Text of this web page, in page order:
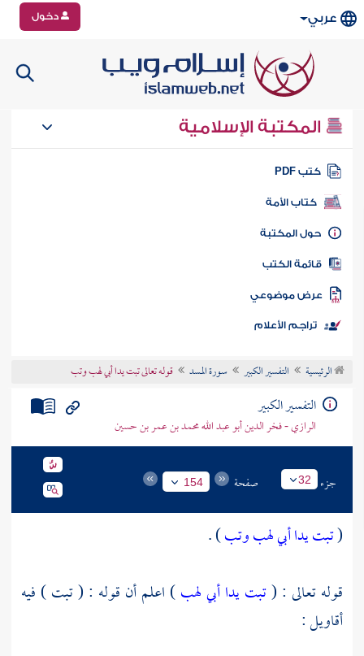
عربي دخول
المكتبة الإسلامية
كتب PDF
كتاب الأمة
المكتبة
الكتب
موضوعي
تراجم الأعلام
الرئيسية التفسير الكبير سورة المسد قوله تعالى تبت يدا أبي لهب وتب
التفسير الكبير
الرازي - فخر الدين أبو عبد الله محمد بن عمر بن حسين
جزء 32 صفحة 154
(تبت يدا أبي لهب وتب) .
قوله تعالى : (تبت يدا أبي لهب) اعلم أن قوله : ( تبت ) فيه
أقاويل :